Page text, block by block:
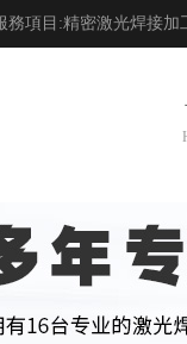
務項目:精密激光焊接